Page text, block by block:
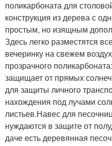
поликарбоната для
конструкция из дерева с
простым, но изящным
Здесь легко разместятся
вечеринку на свежем
прозрачного
защищает от прямых
для защиты личного
нахождения под лучами
листьев.Навес для
нуждаются в защите от
даче есть деревянная